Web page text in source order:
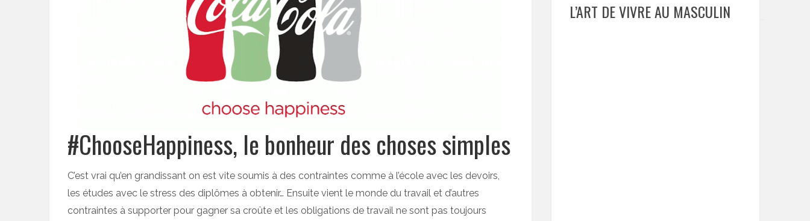
#ChooseHappiness, le bonheur des choses simples
C’est vrai qu’en grandissant on est vite soumis à des contraintes comme à l’école avec les devoirs,
les études avec le stress des diplômes à obtenir… Ensuite vient le monde du travail et d’autres
contraintes à supporter pour gagner sa croûte et les obligations de travail ne sont pas toujours
L’ART DE VIVRE AU MASCULIN